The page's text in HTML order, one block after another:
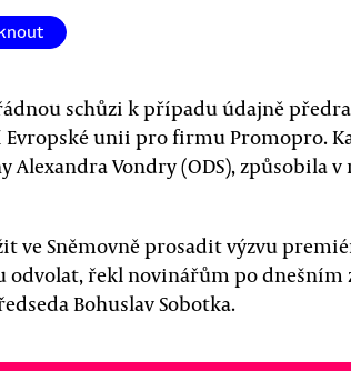
schůzi k případu údajně
unii pro firmu Promopro.
Vondry (ODS), způsobila
ve Sněmovně prosadit výzvu
odvolat, řekl novinářům po dnešním
Bohuslav Sobotka.